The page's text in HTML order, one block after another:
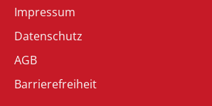
Impressum
Datenschutz
AGB
Barrierefreiheit